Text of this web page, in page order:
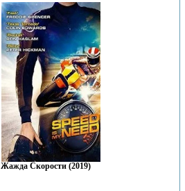
Жажда Скорости (2019)